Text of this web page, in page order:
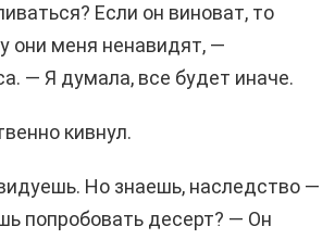
Если он виноват, то
они меня ненавидят, —
— Я думала, все будет иначе.
кивнул.
Но знаешь, наследство —
попробовать десерт? — Он